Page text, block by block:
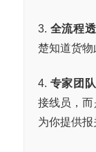
3. 全流程
楚知道货物
4. 专家团
接线员，
为你提供报